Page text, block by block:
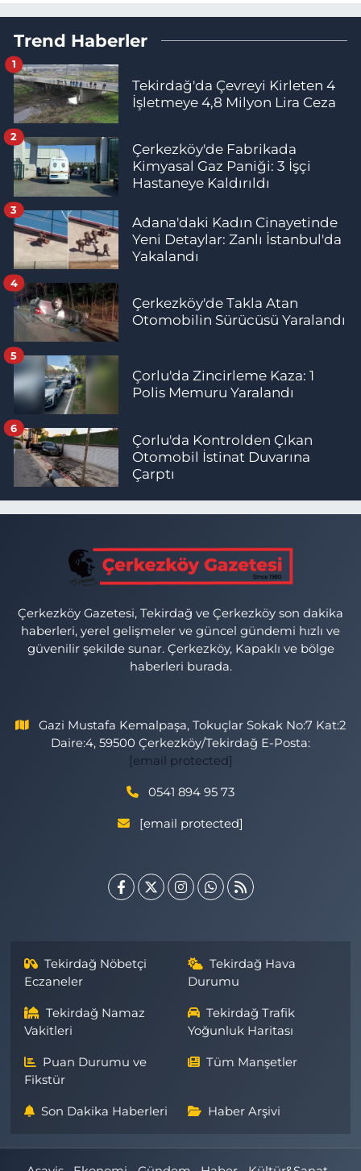
Trend Haberler
Tekirdağ'da Çevreyi Kirleten 4
İşletmeye 4,8 Milyon Lira Ceza
1
Çerkezköy'de Fabrikada
Kimyasal Gaz Paniği: 3 İşçi
Hastaneye Kaldırıldı
2
Adana'daki Kadın Cinayetinde
Yeni Detaylar: Zanlı İstanbul'da
Yakalandı
3
Çerkezköy'de Takla Atan
Otomobilin Sürücüsü Yaralandı
4
Çorlu'da Zincirleme Kaza: 1
Polis Memuru Yaralandı
5
Çorlu'da Kontrolden Çıkan
Otomobil İstinat Duvarına
Çarptı
6
Çerkezköy Gazetesi, Tekirdağ ve Çerkezköy son dakika
haberleri, yerel gelişmeler ve güncel gündemi hızlı ve
güvenilir şekilde sunar. Çerkezköy, Kapaklı ve bölge
haberleri burada.
Gazi Mustafa Kemalpaşa, Tokuçlar Sokak No:7 Kat:2
Daire:4, 59500 Çerkezköy/Tekirdağ E-Posta:
[email protected]
0541 894 95 73
[email protected]
Tekirdağ Nöbetçi
Eczaneler
Tekirdağ Hava
Durumu
Tekirdağ Namaz
Vakitleri
Tekirdağ Trafik
Yoğunluk Haritası
Puan Durumu ve
Fikstür
Tüm Manşetler
Son Dakika Haberleri Haber Arşivi